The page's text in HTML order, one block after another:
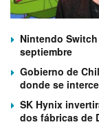
Nintendo
septiembre
Gobierno de
donde se
SK Hynix
dos fábricas de